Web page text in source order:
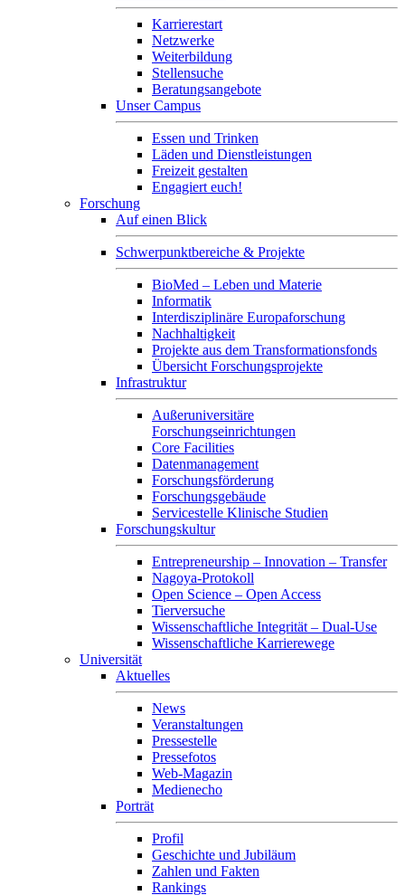
Karrierestart
Netzwerke
Weiterbildung
Stellensuche
Beratungsangebote
Unser Campus
Essen und Trinken
Läden und Dienstleistungen
Freizeit gestalten
Engagiert euch!
Forschung
Auf einen Blick
Schwerpunktbereiche & Projekte
BioMed – Leben und Materie
Informatik
Interdisziplinäre Europaforschung
Nachhaltigkeit
Projekte aus dem Transformationsfonds
Übersicht Forschungsprojekte
Infrastruktur
Außeruniversitäre
Forschungseinrichtungen
Core Facilities
Datenmanagement
Forschungsförderung
Forschungsgebäude
Servicestelle Klinische Studien
Forschungskultur
Entrepreneurship – Innovation – Transfer
Nagoya-Protokoll
Open Science – Open Access
Tierversuche
Wissenschaftliche Integrität – Dual-Use
Wissenschaftliche Karrierewege
Universität
Aktuelles
News
Veranstaltungen
Pressestelle
Pressefotos
Web-Magazin
Medienecho
Porträt
Profil
Geschichte und Jubiläum
Zahlen und Fakten
Rankings